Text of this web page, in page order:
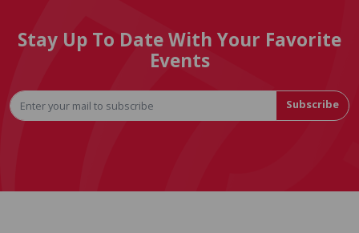
Stay Up To Date With Your Favorite
Events
Subscribe